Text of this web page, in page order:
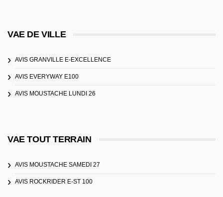
VAE DE VILLE
AVIS GRANVILLE E-EXCELLENCE
AVIS EVERYWAY E100
AVIS MOUSTACHE LUNDI 26
VAE TOUT TERRAIN
AVIS MOUSTACHE SAMEDI 27
AVIS ROCKRIDER E-ST 100